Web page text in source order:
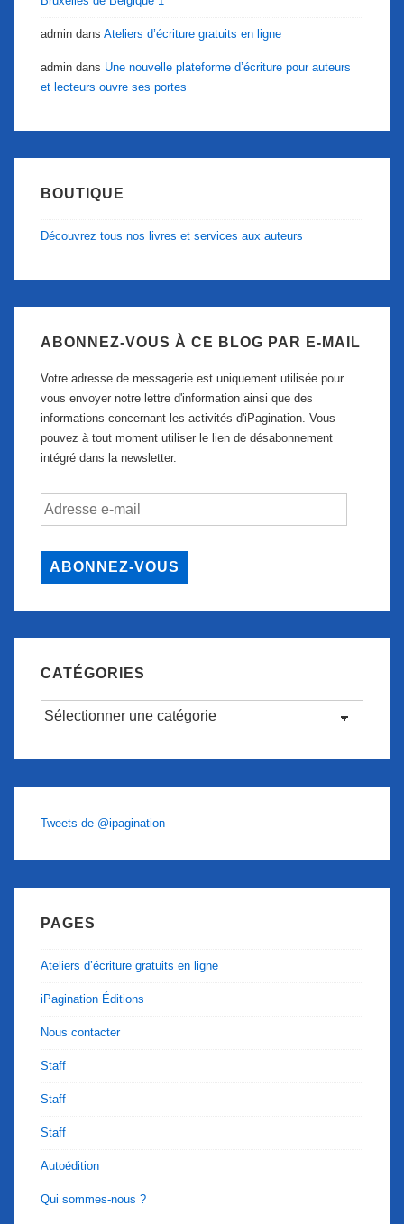
admin dans Ateliers d’écriture gratuits en ligne
admin dans Une nouvelle plateforme d’écriture pour auteurs
et lecteurs ouvre ses portes
BOUTIQUE
Découvrez tous nos livres et services aux auteurs
ABONNEZ-VOUS À CE BLOG PAR E-MAIL
Votre adresse de messagerie est uniquement utilisée pour
vous envoyer notre lettre d'information ainsi que des
informations concernant les activités d'iPagination. Vous
pouvez à tout moment utiliser le lien de désabonnement
intégré dans la newsletter.
Adresse
e-
ABONNEZ-VOUS
CATÉGORIES
Catégories
Tweets de @ipagination
PAGES
Ateliers d’écriture gratuits en ligne
iPagination Éditions
Nous contacter
Staff
Staff
Staff
Autoédition
Qui sommes-nous ?